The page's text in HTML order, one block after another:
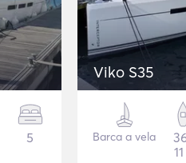
5
Viko S35
Barca a vela